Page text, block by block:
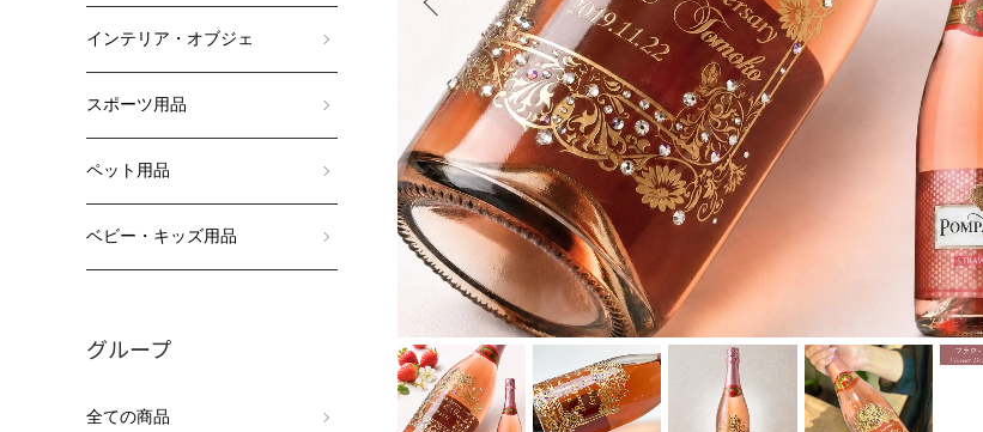
インテリア・オブジェ
スポーツ用品
ペット用品
ベビー・キッズ用品
グループ
全ての商品